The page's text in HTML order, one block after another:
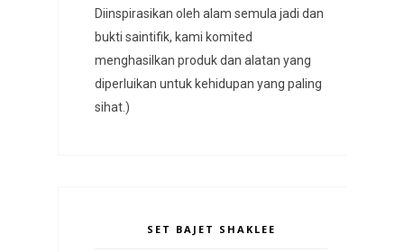
Diinspirasikan oleh alam semula jadi dan
bukti saintifik, kami komited
menghasilkan produk dan alatan yang
diperluikan untuk kehidupan yang paling
sihat.)
SET BAJET SHAKLEE